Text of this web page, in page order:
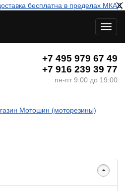
+7 495 979 67 49
+7 916 239 39 77
пн-пт 9:00 до 19:00
Мотошин (моторезины)